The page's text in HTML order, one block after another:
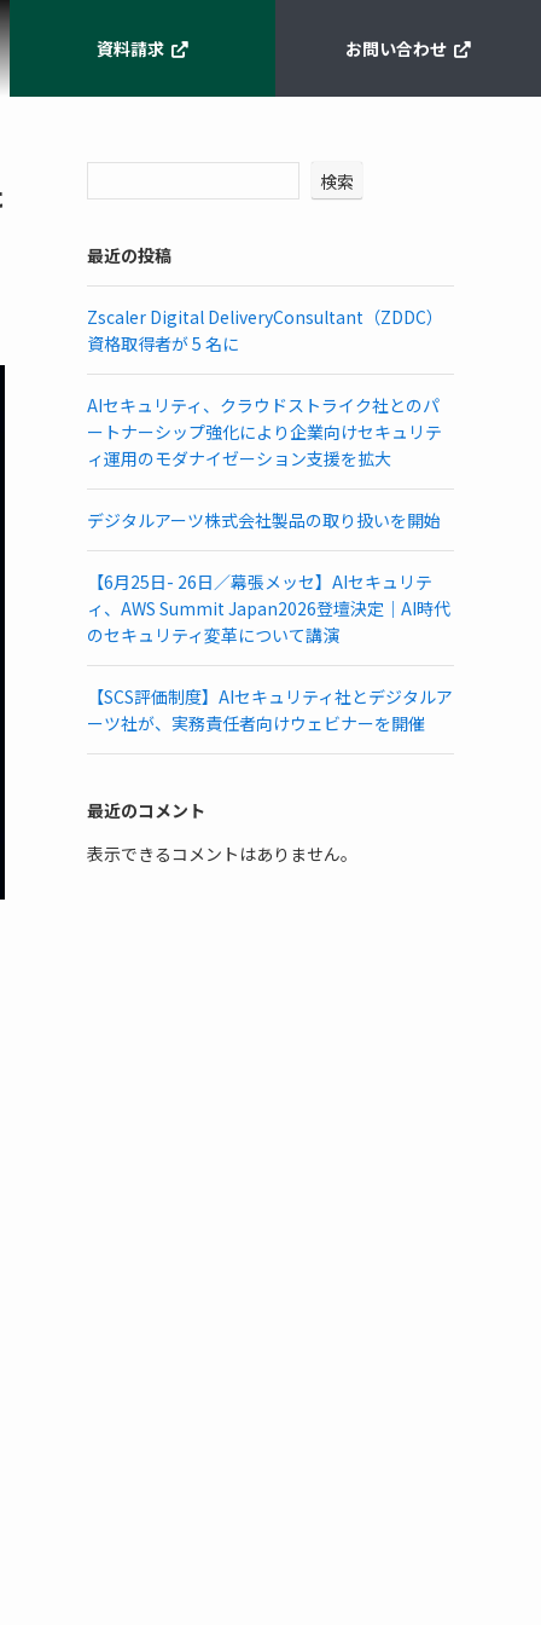
資料請求 お問い合わせ
検索
最近の投稿
Zscaler Digital DeliveryConsultant（ZDDC）
資格取得者が 5 名に
AIセキュリティ、クラウドストライク社とのパ
ートナーシップ強化により企業向けセキュリテ
ィ運用のモダナイゼーション支援を拡大
デジタルアーツ株式会社製品の取り扱いを開始
【6月25日- 26日／幕張メッセ】AIセキュリテ
ィ、AWS Summit Japan2026登壇決定｜AI時代
のセキュリティ変革について講演
【SCS評価制度】AIセキュリティ社とデジタルア
ーツ社が、実務責任者向けウェビナーを開催
最近のコメント
表示できるコメントはありません。